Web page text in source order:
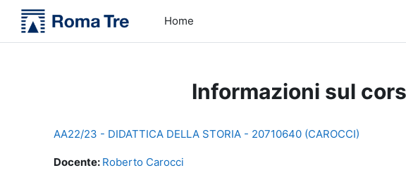
Vai al contenuto principale
Home
Informazioni sul
AA22/23 - DIDATTICA DELLA STORIA - 20710640 (CAROCCI)
Docente: Roberto Carocci